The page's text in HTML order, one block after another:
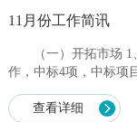
11月份工作简讯
（一）开拓市场 1
作，中标4项，中标项
1#板房西侧新...
查看详细